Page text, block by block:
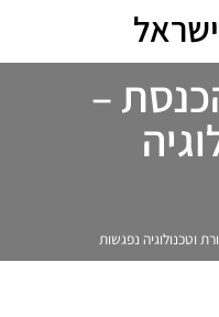
–
וטכנולוגיה נפגשות